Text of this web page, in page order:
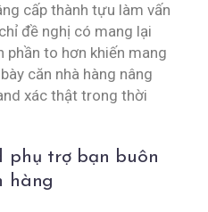
cấp thành tựu làm vấn
đề nghị có mang lại
phần to hơn khiến mang
căn nhà hàng nâng
xác thật trong thời
trợ bạn buôn
hàng